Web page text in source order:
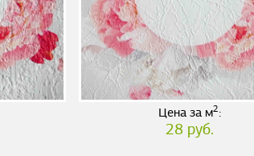
Цена за м2:
28 руб.